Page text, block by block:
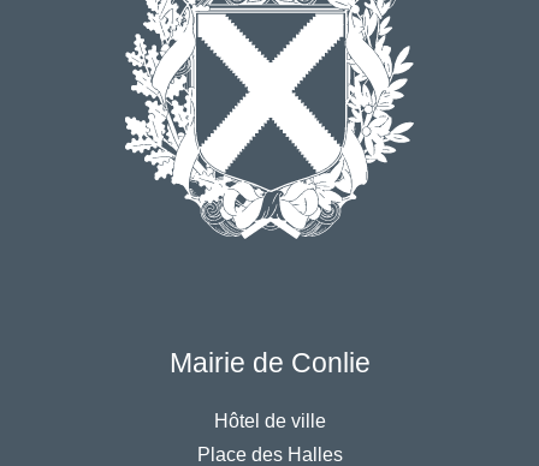
Mairie de Conlie
Hôtel de ville
Place des Halles